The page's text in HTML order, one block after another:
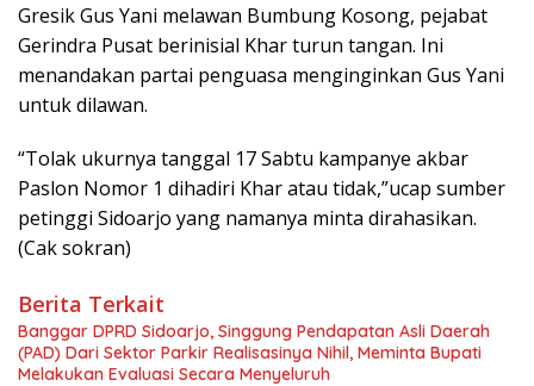
Gresik Gus Yani melawan Bumbung Kosong, pejabat
Gerindra Pusat berinisial Khar turun tangan. Ini
menandakan partai penguasa menginginkan Gus Yani
untuk dilawan.
“Tolak ukurnya tanggal 17 Sabtu kampanye akbar
Paslon Nomor 1 dihadiri Khar atau tidak,”ucap sumber
petinggi Sidoarjo yang namanya minta dirahasikan.
(Cak sokran)
Berita Terkait
Banggar DPRD Sidoarjo, Singgung Pendapatan Asli Daerah
(PAD) Dari Sektor Parkir Realisasinya Nihil, Meminta Bupati
Melakukan Evaluasi Secara Menyeluruh